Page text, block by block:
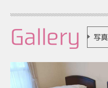
Gallery 写真